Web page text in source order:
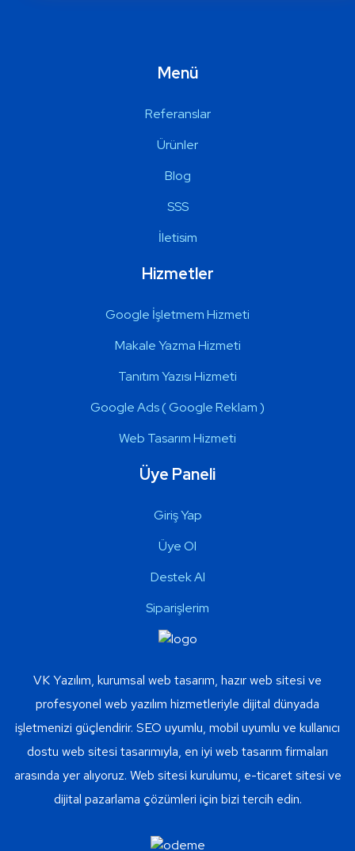
Menü
Referanslar
Ürünler
Blog
SSS
İletisim
Hizmetler
Google İşletmem Hizmeti
Makale Yazma Hizmeti
Tanıtım Yazısı Hizmeti
Google Ads ( Google Reklam )
Web Tasarım Hizmeti
Üye Paneli
Giriş Yap
Üye Ol
Destek Al
Siparişlerim
VK Yazılım, kurumsal web tasarım, hazır web sitesi ve
profesyonel web yazılım hizmetleriyle dijital dünyada
işletmenizi güçlendirir. SEO uyumlu, mobil uyumlu ve kullanıcı
dostu web sitesi tasarımıyla, en iyi web tasarım firmaları
arasında yer alıyoruz. Web sitesi kurulumu, e-ticaret sitesi ve
dijital pazarlama çözümleri için bizi tercih edin.